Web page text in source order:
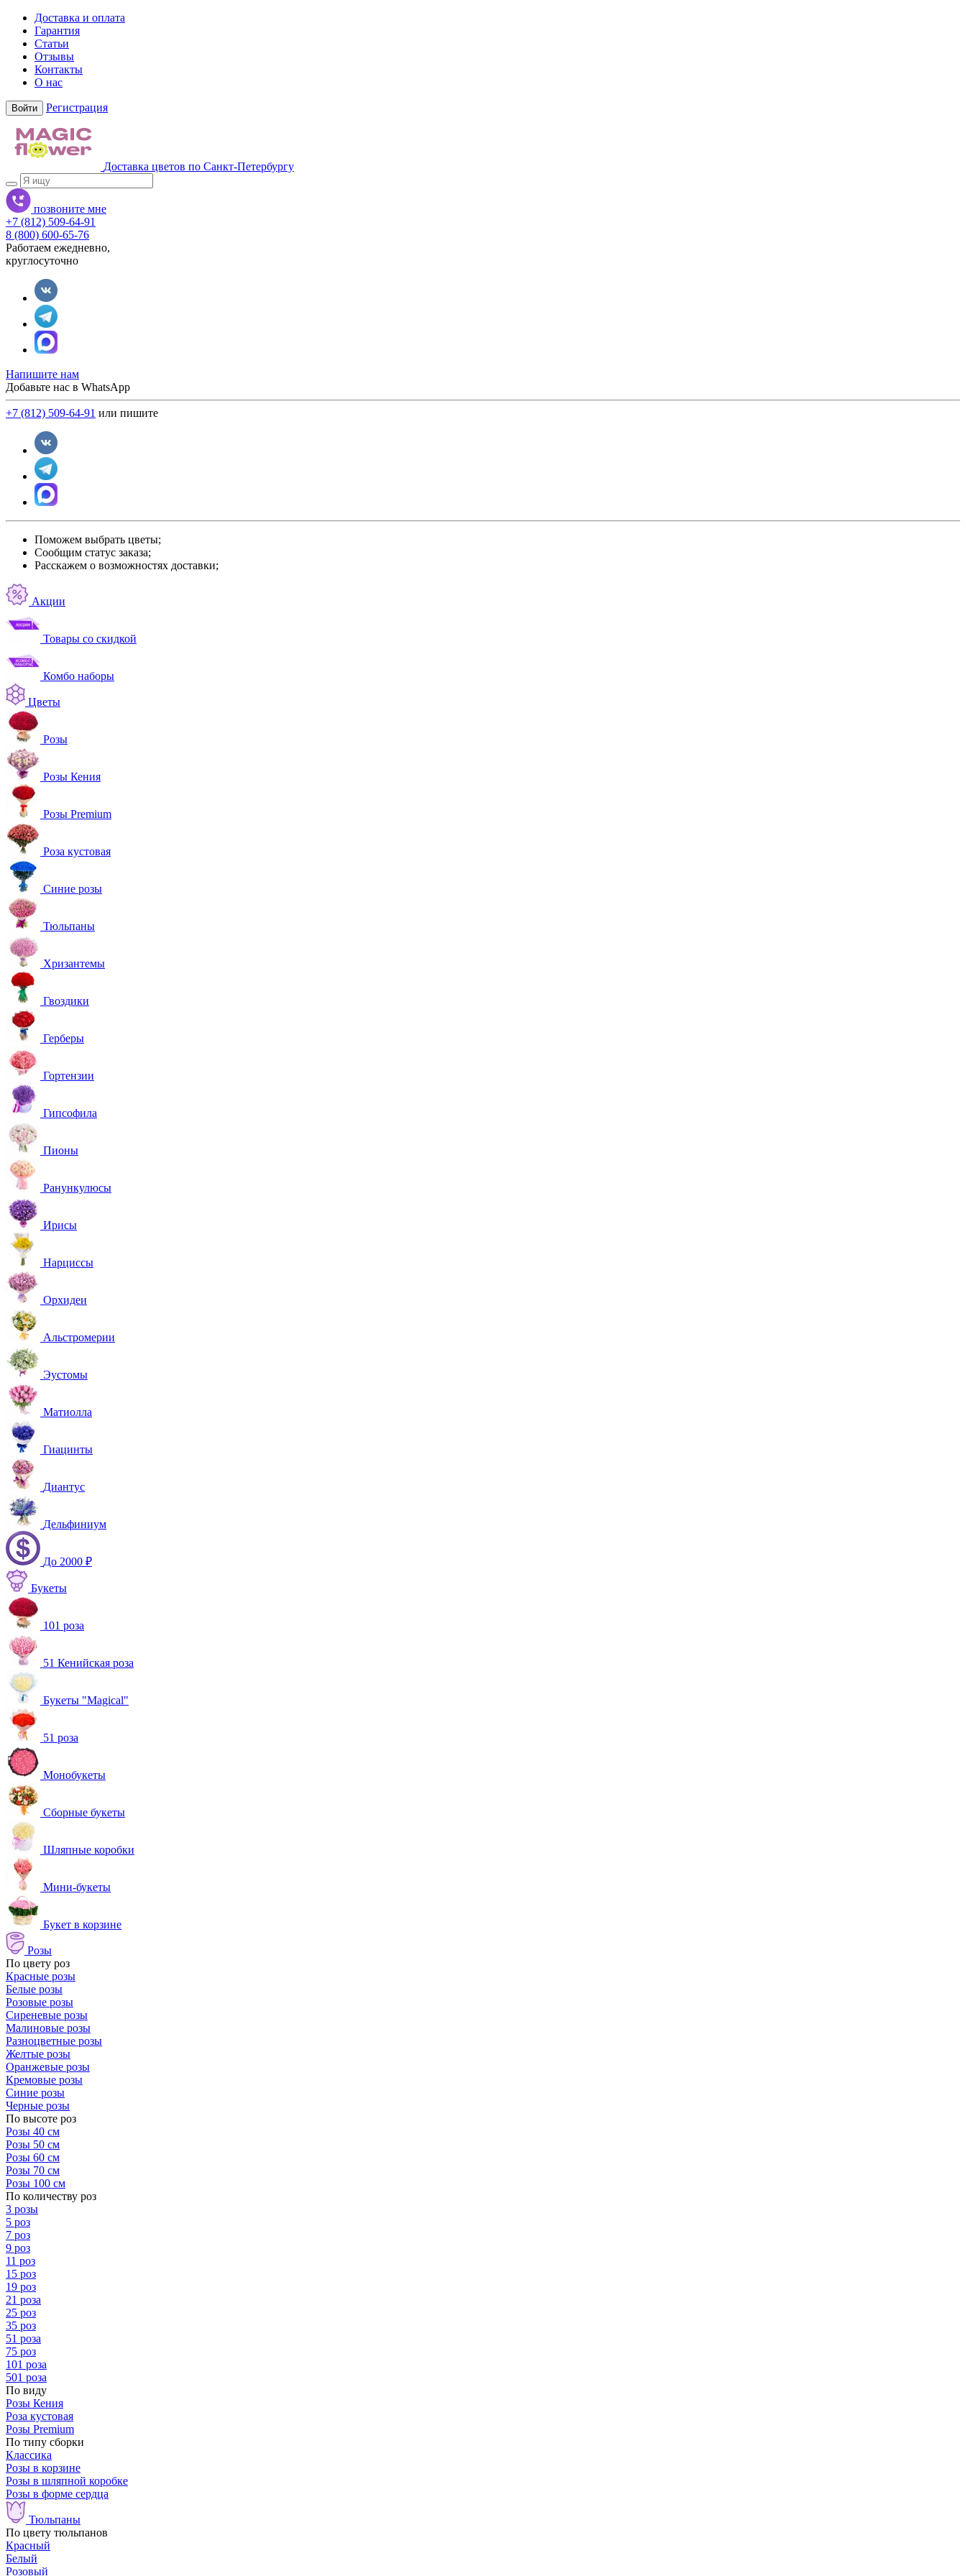
Доставка и оплата
Гарантия
Статьи
Отзывы
Контакты
О нас
Войти Регистрация
Доставка цветов по Санкт-Петербургу
позвоните мне
+7 (812) 509-64-91
8 (800) 600-65-76
Работаем ежедневно,
круглосуточно
Напишите нам
Добавьте нас в WhatsApp
+7 (812) 509-64-91 или пишите
Поможем выбрать цветы;
Сообщим статус заказа;
Расскажем о возможностях доставки;
Акции
Товары со скидкой
Комбо наборы
Цветы
Розы
Розы Кения
Розы Premium
Роза кустовая
Синие розы
Тюльпаны
Хризантемы
Гвоздики
Герберы
Гортензии
Гипсофила
Пионы
Ранункулюсы
Ирисы
Нарциссы
Орхидеи
Альстромерии
Эустомы
Матиолла
Гиацинты
Диантус
Дельфиниум
До 2000 ₽
Букеты
101 роза
51 Кенийская роза
Букеты "Magical"
51 роза
Монобукеты
Сборные букеты
Шляпные коробки
Мини-букеты
Букет в корзине
Розы
По цвету роз
Красные розы
Белые розы
Розовые розы
Сиреневые розы
Малиновые розы
Разноцветные розы
Желтые розы
Оранжевые розы
Кремовые розы
Синие розы
Черные розы
По высоте роз
Розы 40 см
Розы 50 см
Розы 60 см
Розы 70 см
Розы 100 см
По количеству роз
3 розы
5 роз
7 роз
9 роз
11 роз
15 роз
19 роз
21 роза
25 роз
35 роз
51 роза
75 роз
101 роза
501 роза
По виду
Розы Кения
Роза кустовая
Розы Premium
По типу сборки
Классика
Розы в корзине
Розы в шляпной коробке
Розы в форме сердца
Тюльпаны
По цвету тюльпанов
Красный
Белый
Розовый